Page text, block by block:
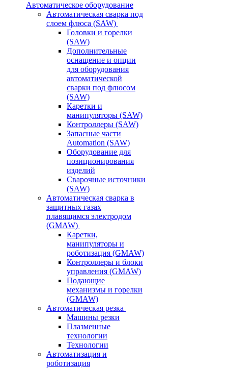
Автоматическое оборудование
Автоматическая сварка под
слоем флюса (SAW)
Головки и горелки
(SAW)
Дополнительные
оснащение и опции
для оборудования
автоматической
сварки под флюсом
(SAW)
Каретки и
манипуляторы (SAW)
Контроллеры (SAW)
Запасные части
Automation (SAW)
Оборудование для
позиционирования
изделий
Сварочные источники
(SAW)
Автоматическая сварка в
защитных газах
плавящимся электродом
(GMAW)
Каретки,
манипуляторы и
роботизация (GMAW)
Контроллеры и блоки
управления (GMAW)
Подающие
механизмы и горелки
(GMAW)
Автоматическая резка
Машины резки
Плазменные
технологии
Технологии
Автоматизация и
роботизация